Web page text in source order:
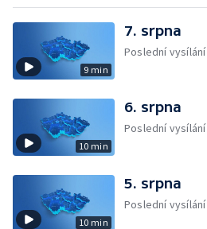
9 min
7. srpna
Poslední vysílání
10 min
6. srpna
Poslední vysílání
10 min
5. srpna
Poslední vysílání